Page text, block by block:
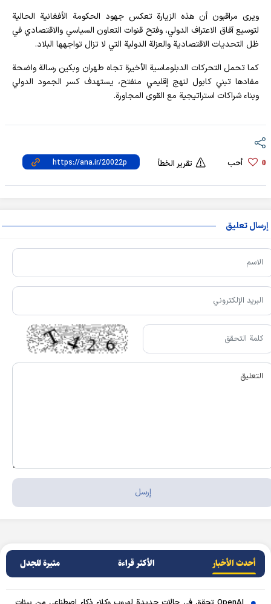
ويرى مراقبون أن هذه الزيارة تعكس جهود الحكومة الأفغانية الحالية
لتوسيع آفاق الاعتراف الدولي، وفتح قنوات التعاون السياسي والاقتصادي في
ظل التحديات الاقتصادية والعزلة الدولية التي لا تزال تواجهها البلاد.
كما تحمل التحركات الدبلوماسية الأخيرة تجاه طهران وبكين رسالة واضحة
مفادها تبني كابول لنهج إقليمي منفتح، يستهدف كسر الجمود الدولي
وبناء شراكات استراتيجية مع القوى المجاورة.
0 أحب تقرير الخطأ
إرسال تعليق
أحدث الأخبار الأکثر قراءة مثيرة للجدل